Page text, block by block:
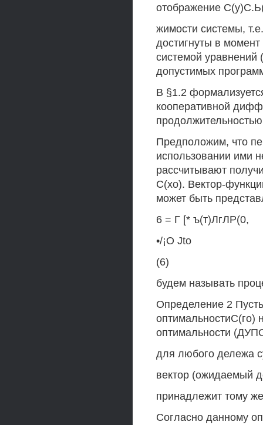
отображение
жимости системы,
достигнуты в момент
системой уравнений
допустимых
В §1.2
кооперативной
Предположим, что
использовании ими
рассчитывают
С(хо). Вектор-
может быть
6 = Г [* ъ(т)ЛгЛР(0,
•/¡О Jtо
(6)
будем называть
Определение 2
оптимальностиС(го)
оптимальности
для любого дележа
вектор (ожидаемый
принадлежит тому
Согласно данному